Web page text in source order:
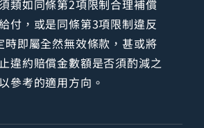
類如同條第2項限制合理補償
付，或是同條第3項限制違反
時即屬全然無效條款，甚或將
違約賠償金數額是否須酌減之
參考的適用方向。